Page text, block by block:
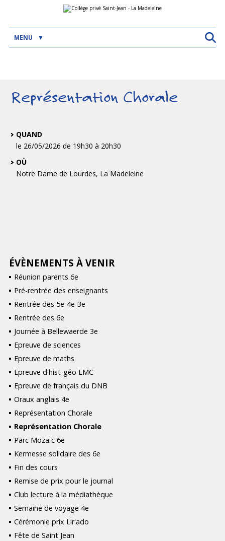
|
AllerMENU
Représentation Chorale
QUAND
le 26/05/2026 de 19h30 à 20h30
OÙ
Notre Dame de Lourdes, La Madeleine
NAVIGATION
ÉVÈNEMENTS À VENIR
Réunion parents 6e
Pré-rentrée des enseignants
Rentrée des 5e-4e-3e
Rentrée des 6e
Journée à Bellewaerde 3e
Epreuve de sciences
Epreuve de maths
Epreuve d'hist-géo EMC
Epreuve de français du DNB
Oraux anglais 4e
Représentation Chorale
Représentation Chorale
Parc Mozaïc 6e
Kermesse solidaire des 6e
Fin des cours
Remise de prix pour le journal
Club lecture à la médiathèque
Semaine de voyage 4e
Cérémonie prix Lir'ado
Fête de Saint Jean